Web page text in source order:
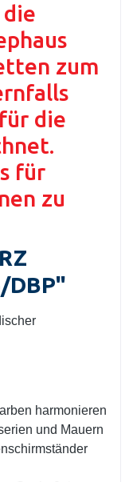
zum
die
für
zu
DBP"
harmonieren
und Mauern